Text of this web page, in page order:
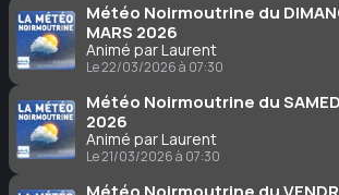
Météo Noirmoutrine du
MARS 2026
Animé par Laurent
Le 22/03/2026 à 07:30
Météo Noirmoutrine du
2026
Animé par Laurent
Le 21/03/2026 à 07:30